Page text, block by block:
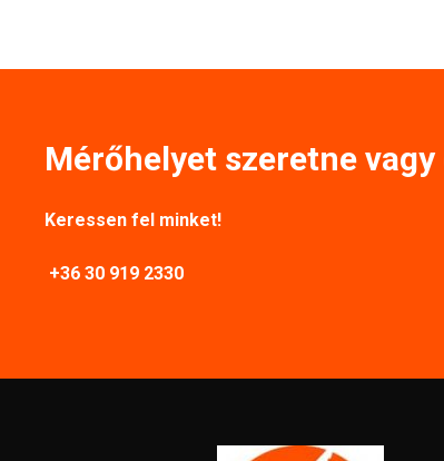
Mérőhelyet szeretne
Keressen fel minket!
+36 30 919 2330